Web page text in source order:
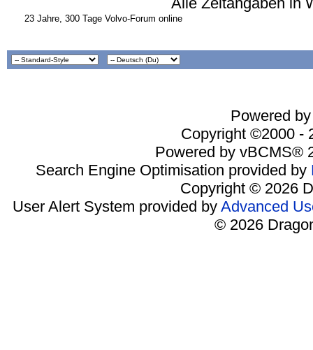
23 Jahre, 300 Tage Volvo-Forum online
Powered
Copyright ©2000 -
Powered by vBCMS®
Search Engine Optimisation provided by
Copyright © 2026
User Alert System provided by Advanced
© 2026